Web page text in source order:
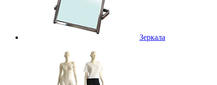
Зеркала